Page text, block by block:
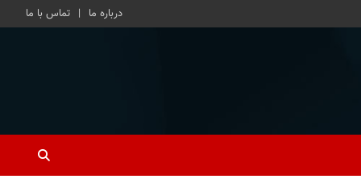
درباره ما تماس با ما